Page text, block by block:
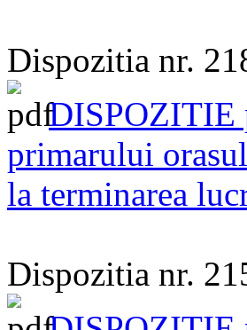
Dispozitia nr.
DISPOZITIE
primarului
la terminarea
Dispozitia nr.